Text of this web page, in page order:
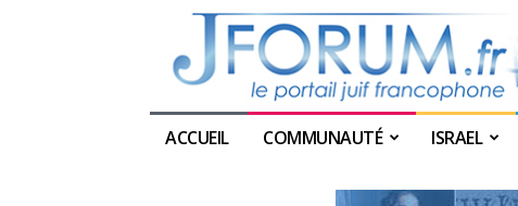
ACCUEIL COMMUNAUTÉ ISRAEL